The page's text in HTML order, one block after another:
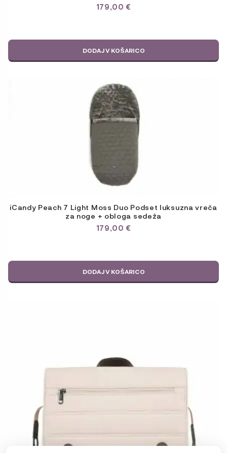
179,00 €
DODAJ V KOŠARICO
iCandy Peach 7 Light Moss Duo Podset luksuzna vreča
za noge + obloga sedeža
179,00 €
DODAJ V KOŠARICO